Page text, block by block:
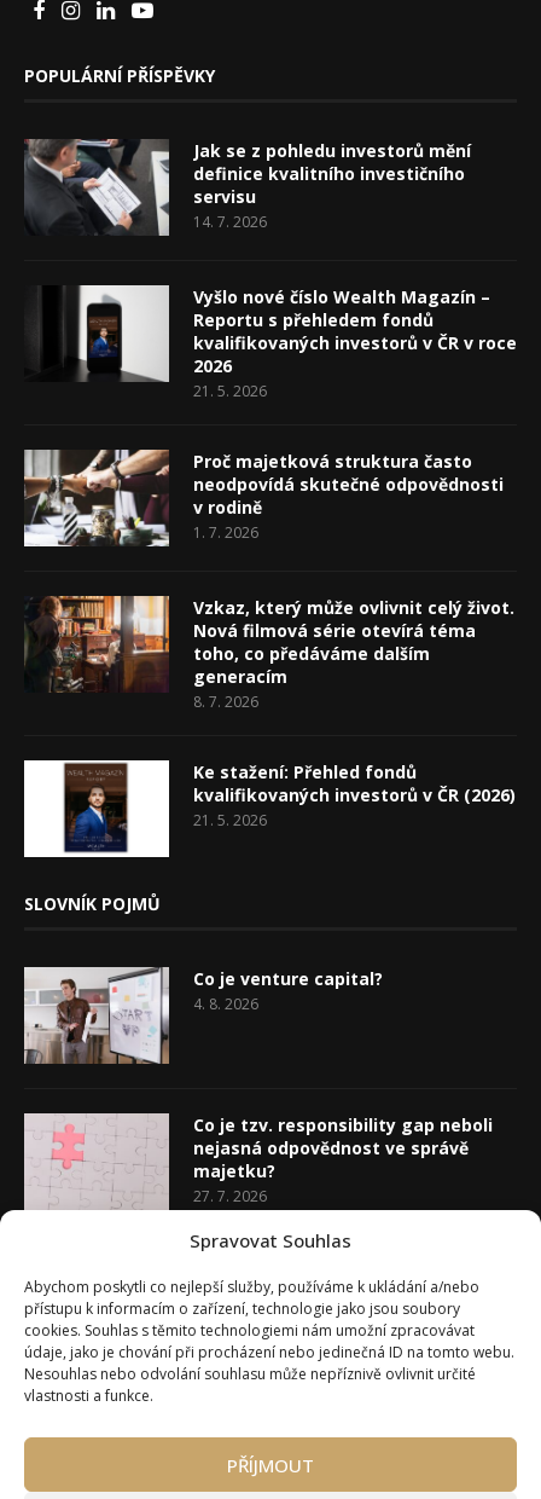
Spravovat Souhlas
Abychom poskytli co nejlepší služby, používáme k ukládání a/nebo
přístupu k informacím o zařízení, technologie jako jsou soubory
cookies. Souhlas s těmito technologiemi nám umožní zpracovávat
údaje, jako je chování při procházení nebo jedinečná ID na tomto webu.
Nesouhlas nebo odvolání souhlasu může nepříznivě ovlivnit určité
vlastnosti a funkce.
PŘÍJMOUT
POPULÁRNÍ PŘÍSPĚVKY
Jak se z pohledu investorů mění
definice kvalitního investičního
servisu
14. 7. 2026
Vyšlo nové číslo Wealth Magazín –
Reportu s přehledem fondů
kvalifikovaných investorů v ČR v roce
2026
21. 5. 2026
Proč majetková struktura často
neodpovídá skutečné odpovědnosti
v rodině
1. 7. 2026
Vzkaz, který může ovlivnit celý život.
Nová filmová série otevírá téma
toho, co předáváme dalším
generacím
8. 7. 2026
Ke stažení: Přehled fondů
kvalifikovaných investorů v ČR (2026)
21. 5. 2026
SLOVNÍK POJMŮ
Co je venture capital?
4. 8. 2026
Co je tzv. responsibility gap neboli
nejasná odpovědnost ve správě
majetku?
27. 7. 2026
20. 7. 2026
O Wealth Magazínu Můj účet
Kontakty
Máte zájem o spolupráci?